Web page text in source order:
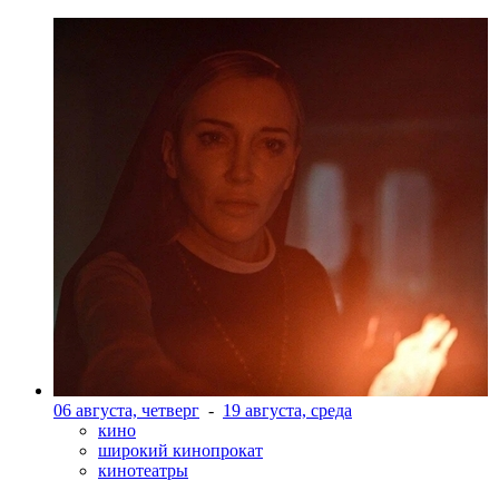
06 августа, четверг - 19 августа, среда
кино
широкий кинопрокат
кинотеатры